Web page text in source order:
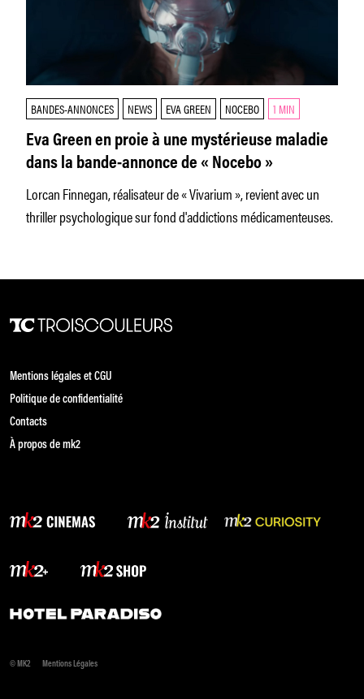
BANDES-ANNONCES NEWS EVA GREEN NOCEBO 1 MIN
Eva Green en proie à une mystérieuse maladie
dans la bande-annonce de « Nocebo »
Lorcan Finnegan, réalisateur de « Vivarium », revient avec un
thriller psychologique sur fond d'addictions médicamenteuses.
Mentions légales et CGU
Politique de confidentialité
Contacts
À propos de mk2
© MK2 Mentions Légales